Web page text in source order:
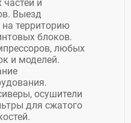
и
Выезд
на территорию
блоков.
любых
и моделей.
осушители
для сжатого